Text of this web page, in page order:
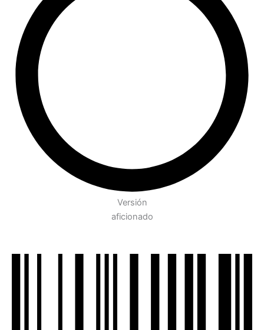
Versión
aficionado